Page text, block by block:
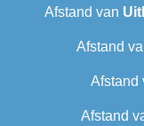
Afstand van
Afstand
Afstand
Afstand